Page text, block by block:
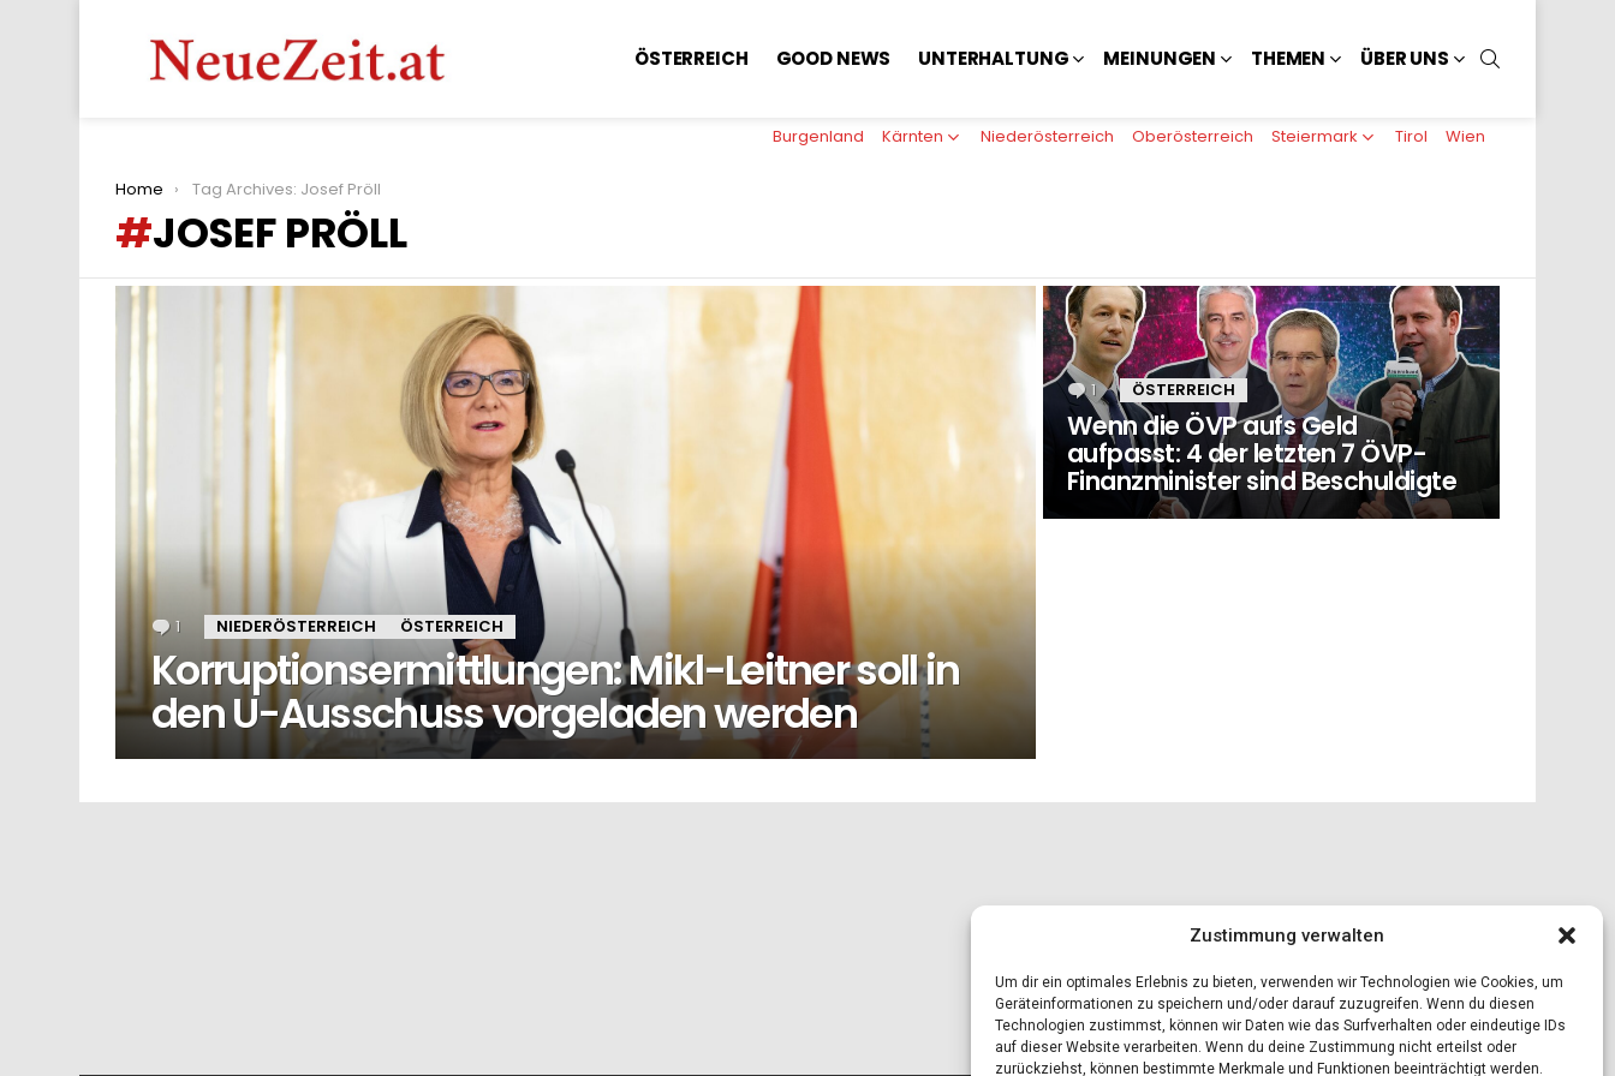
Zustimmung verwalten
Um dir ein optimales Erlebnis zu bieten, verwenden wir Technologien wie Cookies, um
Geräteinformationen zu speichern und/oder darauf zuzugreifen. Wenn du diesen
Technologien zustimmst, können wir Daten wie das Surfverhalten oder eindeutige IDs
auf dieser Website verarbeiten. Wenn du deine Zustimmung nicht erteilst oder
zurückziehst, können bestimmte Merkmale und Funktionen beeinträchtigt werden.
ÖSTERREICH GOOD NEWS UNTERHALTUNG MEINUNGEN THEMEN ÜBER UNS
Burgenland Kärnten Niederösterreich Oberösterreich Steiermark Tirol Wien
You are here:
Home Tag Archives: Josef Pröll
JOSEF PRÖLL
LATEST
STORIES
1 Kommentar
NIEDERÖSTERREICH ÖSTERREICH
Korruptionsermittlungen: Mikl-Leitner soll in
den U-Ausschuss vorgeladen werden
1 Kommentar
ÖSTERREICH
Wenn die ÖVP aufs Geld
aufpasst: 4 der letzten 7 ÖVP-
Finanzminister sind Beschuldigte